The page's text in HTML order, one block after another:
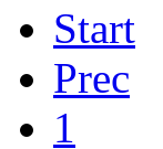
Start
Prec
1